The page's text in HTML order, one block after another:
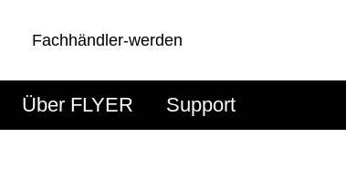
Fachhändler-werden
Über FLYER Support